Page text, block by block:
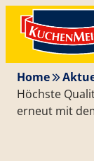
Zum
Inhalt
springen
Skip
content
Home
Höchste
erneut mit